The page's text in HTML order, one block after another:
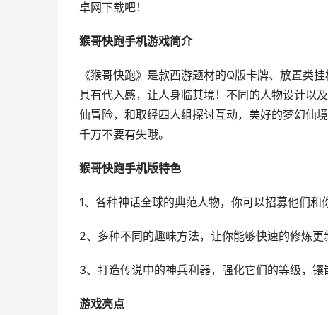
卓网下载吧！
猴哥快跑手机游戏简介
《猴哥快跑》是款西游题材的Q版卡牌、放置类
具有代入感，让人身临其境！不同的人物设计以
仙冒险，和取经四人组探讨互动，美好的梦幻仙
千万不要有失哦。
猴哥快跑手机版特色
1、各种神话全球的典范人物，你可以招募他们和
2、多种不同的趣味方法，让你能够快速的修炼更
3、打造传说中的神兵利器，强化它们的等级，镶
游戏亮点